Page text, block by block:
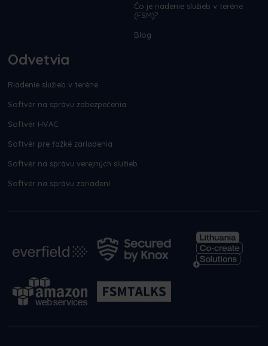
Čo je riadenie služieb v teréne
(FSM)?
Blog
Odvetvia
Riadenie služieb v teréne
Softvér na správu zabezpečenia
Softvér HVAC
Softvér pre ťažké zariadenia
Softvér na správu verejných služieb
Softvér na správu zariadení